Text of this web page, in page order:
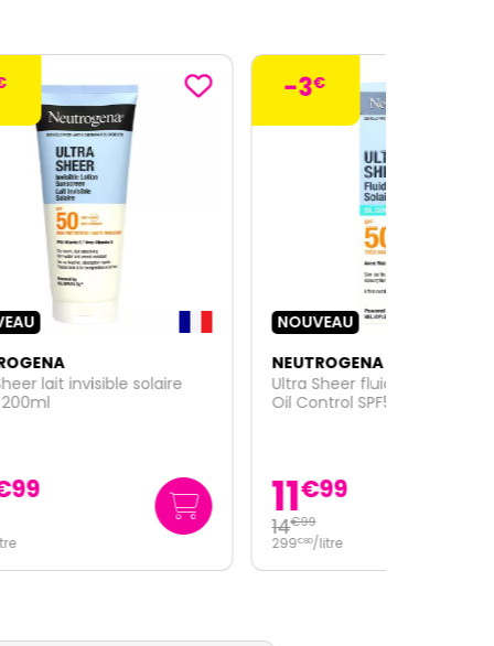
-3
Ultra Sheer fluide invisible solaire
Oil Control SPF50+ 50ml
99